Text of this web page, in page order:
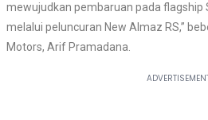
mewujudkan pembaruan pada flagship
melalui peluncuran New Almaz RS,”
Motors, Arif Pramadana.